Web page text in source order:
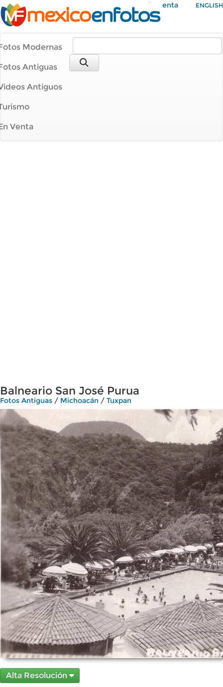
Mi Cuenta ENGLISH
Modernas
Antiguas
Antiguos
Venta
Balneario San José Purua
Fotos Antiguas / Michoacán / Tuxpan
Alta Resolución